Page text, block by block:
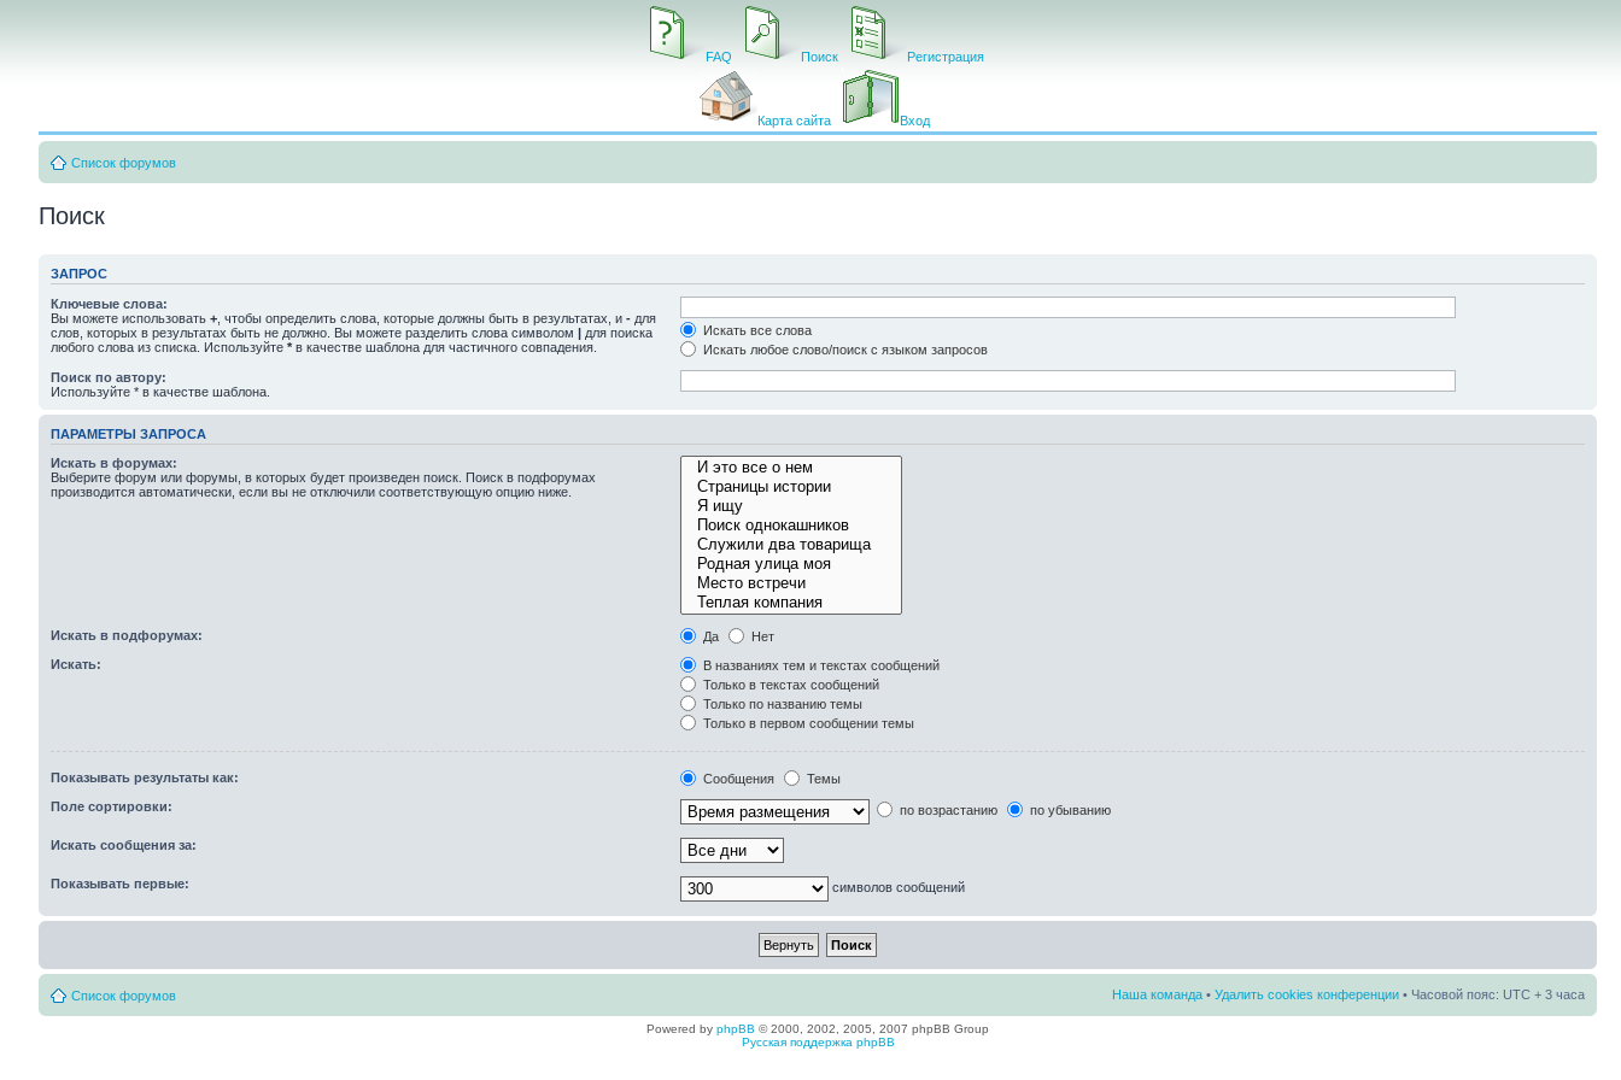
FAQ Поиск Регистрация
Карта сайта Вход
Список форумов
Поиск
ЗАПРОС
Ключевые слова:
Вы можете использовать + , чтобы определить слова, которые должны быть в результатах, и - для
слов, которых в результатах быть не должно. Вы можете разделить слова символом | для поиска
любого слова из списка. Используйте * в качестве шаблона для частичного совпадения.
Искать все слова
Искать любое слово/поиск с языком запросов
Поиск по автору:
Используйте * в качестве шаблона.
ПАРАМЕТРЫ ЗАПРОСА
Искать в форумах:
Выберите форум или форумы, в которых будет произведен поиск. Поиск в подфорумах
производится автоматически, если вы не отключили соответствующую опцию ниже.
Искать в подфорумах: Да
Нет
Искать:
В названиях тем и текстах сообщений
Только в текстах сообщений
Только по названию темы
Только в первом сообщении темы
Показывать результаты как: Сообщения
Темы
Поле сортировки:
по возрастанию по убыванию
Искать сообщения за:
Показывать первые: символов сообщений
Список форумов Наша команда • Удалить cookies конференции • Часовой пояс: UTC + 3 часа
Powered by phpBB © 2000, 2002, 2005, 2007 phpBB Group
Русская поддержка phpBB